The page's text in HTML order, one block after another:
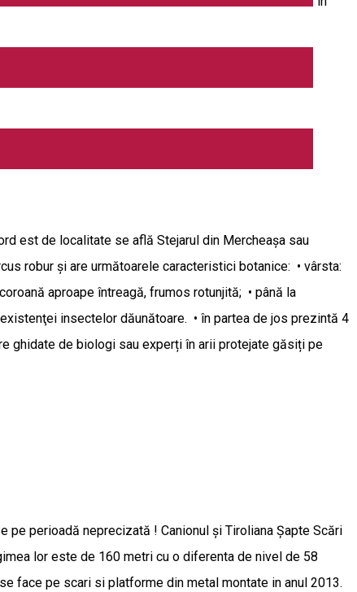
bulbuc de munte, ciuboţica cucului de munte, roiniţă,
tritonul cu creastă și salamandra. Dintre mamiferele
2000 Ciucaș. Surse text și foto:
est de localitate se află Stejarul din Mercheaşa sau
robur şi are următoarele caracteristici botanice: • vârsta:
aproape întreagă, frumos rotunjită; • până la
insectelor dăunătoare. • în partea de jos prezintă 4
ghidate de biologi sau experți în arii protejate găsiți pe
pe perioadă neprecizată ! Canionul și Tiroliana Șapte Scări
lor este de 160 metri cu o diferenta de nivel de 58
face pe scari si platforme din metal montate in anul 2013.